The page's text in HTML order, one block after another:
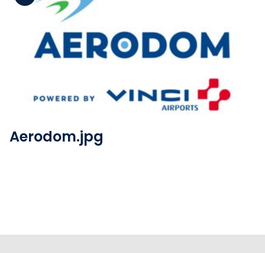
Ver el archivo
Versión estándar
Aerodom.jpg